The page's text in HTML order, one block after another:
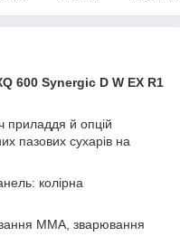
600 Synergic D W EX R1
приладдя й опцій
пазових сухарів на
колірна
ММА, зварювання